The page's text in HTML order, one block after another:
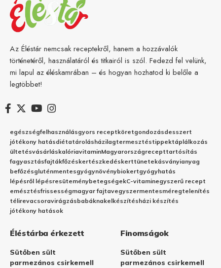
Az Éléstár nemcsak receptekről, hanem a hozzávalók
történetéről, használatáról és titkairól is szól. Fedezd fel velünk,
mi lapul az éléskamrában – és hogyan hozhatod ki belőle a
legtöbbet!
egészségfelhasználásgyors receptköretgondozásdesszert
jótékony hatásdiétatárolásházilagtermesztéstippektáplálkozás
ültetésvásárláskalóriavitaminMagyarországrecepttartósítás
fagyasztásfajtákfőzéskertészkedéskerttünetekásványianyag
befőzésgluténmentesgyógynövénybiokertgyógyhatás
lépésről lépésresüteménybetegségekC-vitaminegyszerű recept
emésztésfrissességmagyar fajtavegyszermentesméregtelenítés
télirevacsoravirágzásbabáknakelkészítésházi készítés
jótékony hatások
Éléstárba érkezett
Sütőben sült
parmezános csirkemell
Finomságok
Sütőben sült
parmezános csirkemell